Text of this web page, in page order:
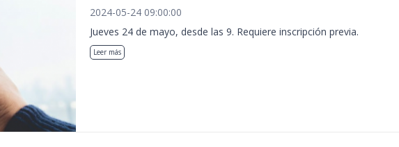
2024-05-24 09:00:00
Jueves 24 de mayo, desde las 9. Requiere inscripción previa.
Leer más